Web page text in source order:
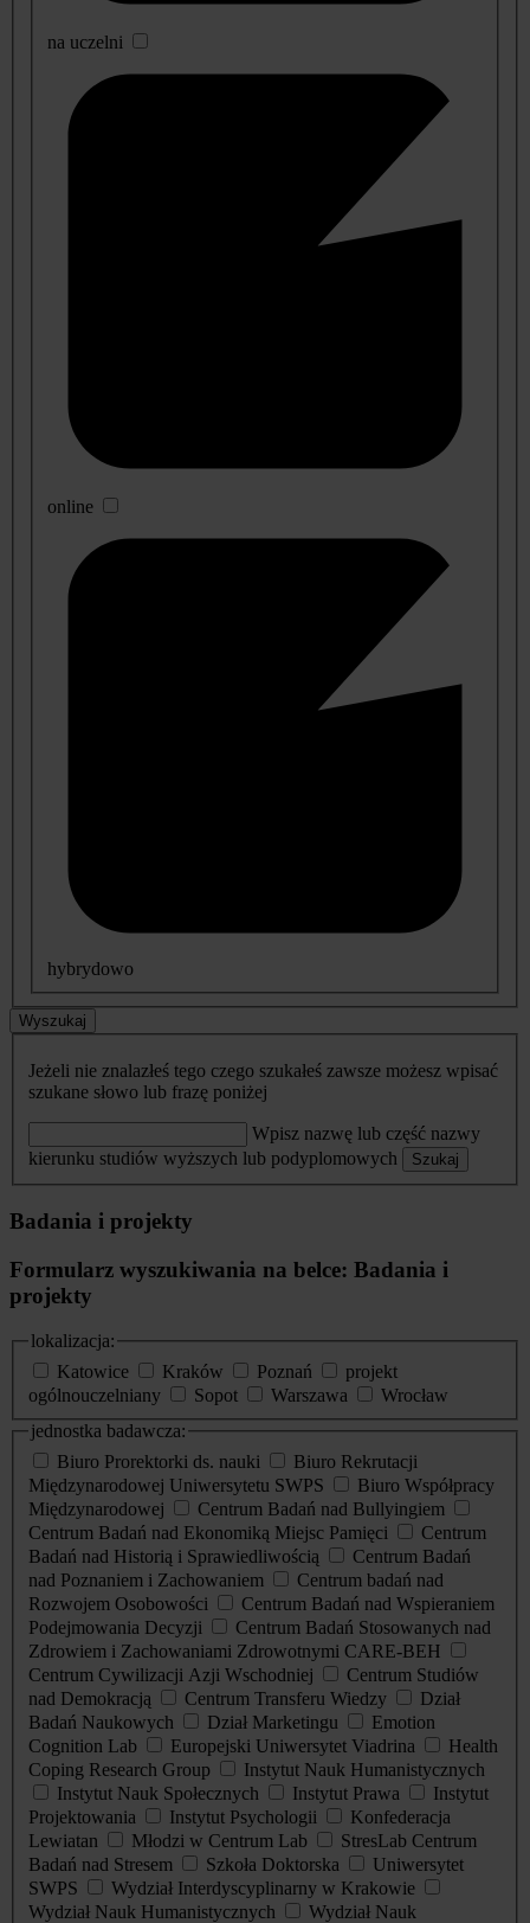
na uczelni
online
hybrydowo
Wyszukaj
Jeżeli nie znalazłeś tego czego szukałeś zawsze możesz wpisać
szukane słowo lub frazę poniżej
Wpisz nazwę lub część nazwy
kierunku studiów wyższych lub podyplomowych
Szukaj
Badania i projekty
Formularz wyszukiwania na belce: Badania i
projekty
lokalizacja:
Katowice
Kraków Poznań
projekt
ogólnouczelniany
Sopot Warszawa
Wrocław
jednostka badawcza:
Biuro Prorektorki ds. nauki
Biuro Rekrutacji
Międzynarodowej Uniwersytetu SWPS
Biuro Współpracy
Międzynarodowej
Centrum Badań nad Bullyingiem
Centrum Badań nad Ekonomiką Miejsc Pamięci
Centrum
Badań nad Historią i Sprawiedliwością
Centrum Badań
nad Poznaniem i Zachowaniem
Centrum badań nad
Rozwojem Osobowości
Centrum Badań nad Wspieraniem
Podejmowania Decyzji
Centrum Badań Stosowanych nad
Zdrowiem i Zachowaniami Zdrowotnymi CARE-BEH
Centrum Cywilizacji Azji Wschodniej
Centrum Studiów
nad Demokracją
Centrum Transferu Wiedzy
Dział
Badań Naukowych
Dział Marketingu
Emotion
Cognition Lab
Europejski Uniwersytet Viadrina
Health
Coping Research Group
Instytut Nauk Humanistycznych
Instytut Nauk Społecznych
Instytut Prawa
Instytut
Projektowania
Instytut Psychologii
Konfederacja
Lewiatan
Młodzi w Centrum Lab
StresLab Centrum
Badań nad Stresem
Szkoła Doktorska
Uniwersytet
SWPS
Wydział Interdyscyplinarny w Krakowie
Wydział Nauk Humanistycznych
Wydział Nauk